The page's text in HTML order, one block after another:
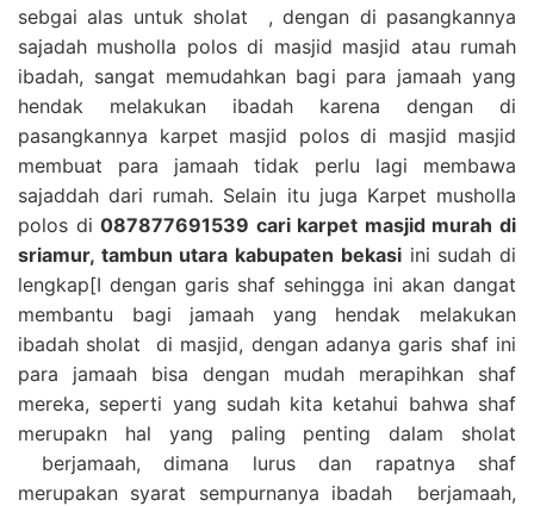
sebgai alas untuk sholat , dengan di pasangkannya
sajadah musholla polos di masjid masjid atau rumah
ibadah, sangat memudahkan bagi para jamaah yang
hendak melakukan ibadah karena dengan di
pasangkannya karpet masjid polos di masjid masjid
membuat para jamaah tidak perlu lagi membawa
sajaddah dari rumah. Selain itu juga Karpet musholla
polos di087877691539 cari karpet masjid murah di
sriamur, tambun utara kabupaten bekasiini sudah di
lengkap[I dengan garis shaf sehingga ini akan dangat
membantu bagi jamaah yang hendak melakukan
ibadah sholat di masjid, dengan adanya garis shaf ini
para jamaah bisa dengan mudah merapihkan shaf
mereka, seperti yang sudah kita ketahui bahwa shaf
merupakn hal yang paling penting dalam sholat
berjamaah, dimana lurus dan rapatnya shaf
merupakan syarat sempurnanya ibadah berjamaah,